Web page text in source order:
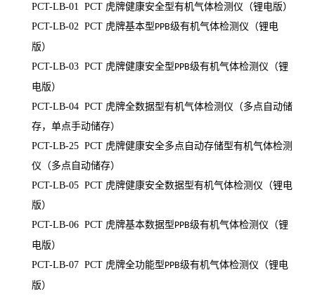
PCT-LB-01 PCT 虎牌健康安全型有机气体检测仪（锂电版）
PCT-LB-02 PCT 虎牌基本型 PPB级有机气体检测仪（锂电
版）
PCT-LB-03 PCT 虎牌健康安全型 PPB级有机气体检测仪（锂
电版）
PCT-LB-04 PCT 虎牌全数据型有机气体检测仪（多点自动储
存，单点手动储存）
PCT-LB-25 PCT 虎牌健康安全多点自动存储型有机气体检测
仪（多点自动储存）
PCT-LB-05 PCT 虎牌健康安全数据型有机气体检测仪（锂电
版）
PCT-LB-06 PCT 虎牌基本数据型 PPB级有机气体检测仪（锂
电版）
PCT-LB-07 PCT 虎牌全功能型 PPB级有机气体检测仪（锂电
版）